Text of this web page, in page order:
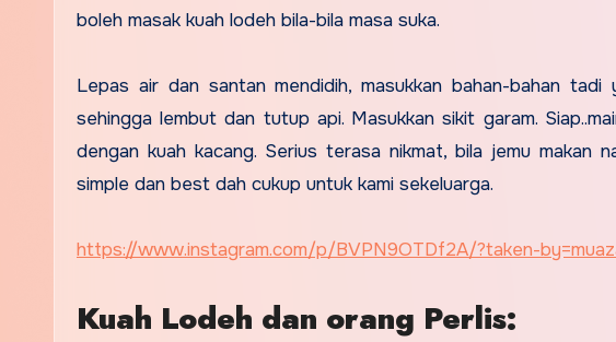
boleh masak kuah lodeh bila-bila masa suka.
Lepas air dan santan mendidih, masukkan bahan-bahan
sehingga lembut dan tutup api. Masukkan sikit garam.
dengan kuah kacang. Serius terasa nikmat, bila jemu makan
simple dan best dah cukup untuk kami sekeluarga.
https://www.instagram.com/p/BVPN9OTDf2A/?taken-
Kuah Lodeh dan orang Perlis: